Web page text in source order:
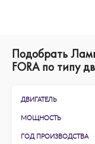
Подобрать
FORA по типу
ДВИГАТЕЛЬ
МОЩНОСТЬ
ГОД ПРОИЗВОДСТВА